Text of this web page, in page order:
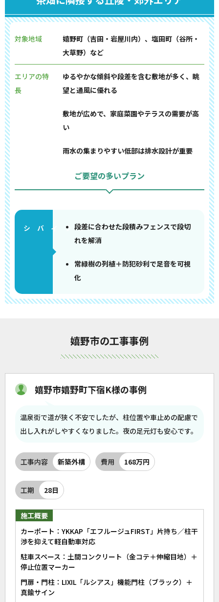
対象地域
嬉野町（吉田・岩屋川内）、塩田町（谷所・
大草野）など
エリアの特
長
ゆるやかな傾斜や段差を含む敷地が多く、眺
望と通風に優れる
敷地が広めで、家庭菜園やテラスの需要が高
い
雨水の集まりやすい低部は排水設計が重要
ご要望の多いプラン
段差に合わせた段積みフェンスで段切
れを解消
常緑樹の列植＋防犯砂利で足音を可視
化
嬉野市の工事事例
嬉野市嬉野町下宿K様の事例
温泉街で道が狭く不安でしたが、柱位置や車止めの配慮で
出し入れがしやすくなりました。夜の足元灯も安心です。
工事内容 新築外構 費用 168万円
工期 28日
施工概要
カーポート：YKKAP「エフルージュFIRST」片持ち／柱干
渉を抑えて軽自動車対応
駐車スペース：土間コンクリート（金コテ＋伸縮目地）＋
停止位置マーカー
門扉・門柱：LIXIL「ルシアス」機能門柱（ブラック）＋
真鍮サイン